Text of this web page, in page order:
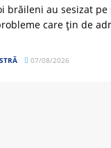
brăileni au sesizat pe
care țin de
07/08/2026